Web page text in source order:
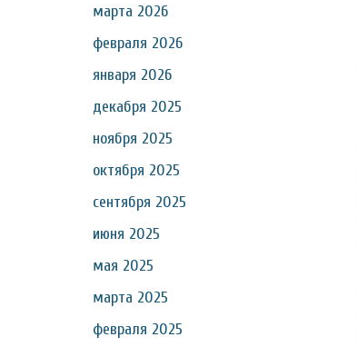
марта 2026
февраля 2026
января 2026
декабря 2025
ноября 2025
октября 2025
сентября 2025
июня 2025
мая 2025
марта 2025
февраля 2025